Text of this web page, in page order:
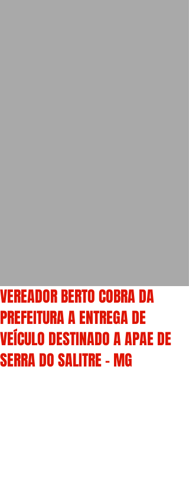
VEREADOR BERTO COBRA DA
PREFEITURA A ENTREGA DE
VEÍCULO DESTINADO A APAE DE
SERRA DO SALITRE – MG